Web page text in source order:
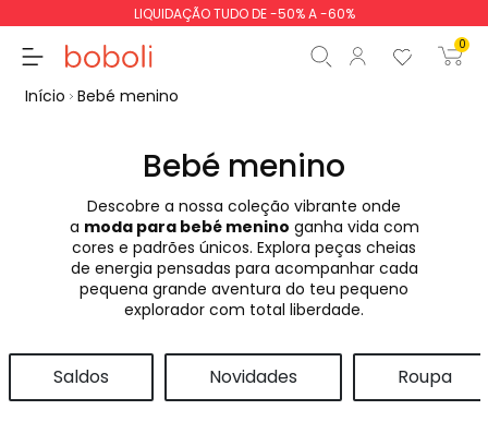
LIQUIDAÇÃO TUDO DE -50% A -60%
0
Total 0,00 €
Continua Iniciar ordem
Início Bebé menino
Bebé menino
Descobre a nossa coleção vibrante onde
a moda para bebé menino ganha vida com
cores e padrões únicos. Explora peças cheias
de energia pensadas para acompanhar cada
pequena grande aventura do teu pequeno
explorador com total liberdade.
Saldos Novidades Roupa